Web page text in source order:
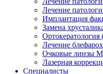
Лечение
Имплантация
Замена
Лечение
Очковые линзы
Лазерная
Специалисты